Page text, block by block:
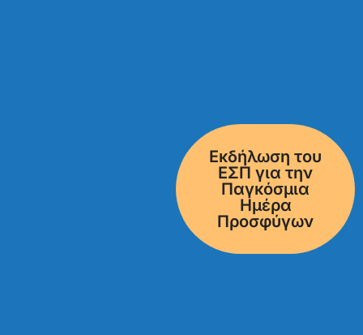
Εκδήλωση του
ΕΣΠ για την
Παγκόσμια
Ημέρα
Προσφύγων